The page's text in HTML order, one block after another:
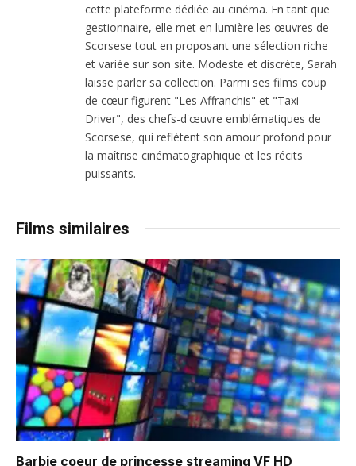
cette plateforme dédiée au cinéma. En tant que
gestionnaire, elle met en lumière les œuvres de
Scorsese tout en proposant une sélection riche
et variée sur son site. Modeste et discrète, Sarah
laisse parler sa collection. Parmi ses films coup
de cœur figurent "Les Affranchis" et "Taxi
Driver", des chefs-d'œuvre emblématiques de
Scorsese, qui reflètent son amour profond pour
la maîtrise cinématographique et les récits
puissants.
Films similaires
Barbie coeur de princesse streaming VF HD